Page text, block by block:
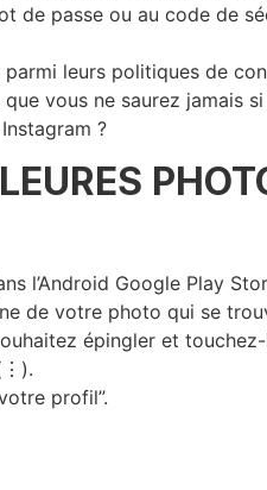
de passe ou au code de
leurs politiques de
vous ne saurez
?
l’Android Google Play
de votre photo qui se
épingler et
profil”.